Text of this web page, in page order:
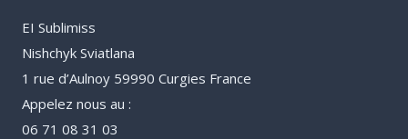
EI Sublimiss
Nishchyk Sviatlana
1 rue d’Aulnoy 59990 Curgies France
Appelez nous au :
06 71 08 31 03